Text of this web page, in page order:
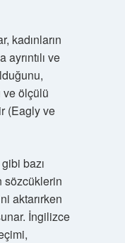
kadınların
ayrıntılı ve
ölçülü
(Eagly ve
bazı
sözcüklerin
aktarırken
İngilizce